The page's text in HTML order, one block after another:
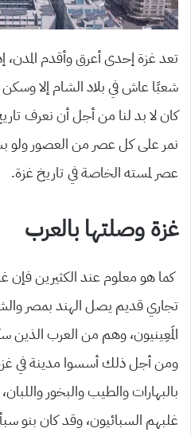
تعد غزة إحدى أعرق وأقدم المدن،
شعبًا عاش في بلاد الشام إلا وسكن
كان لا بد لنا من أجل أن نعرف
نمر على كل عصر من العصور ولو
عصر لمسته الخاصة في تاريخ غزة.
غزة وصلتها بالعرب
كما هو معلوم عند الكثيرين
تجاري قديم يصل الهند بمصر
المَعِينيون، وهم من العرب الذين
ومن أجل ذلك أسسوا مدينة في غزة
بالبهارات والطيب والبخور
غلبهم السبائيون، وقد كان بنو